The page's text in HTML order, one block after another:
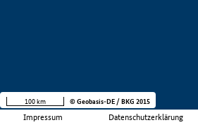
Impressum Datenschutzerklärung
100 km © Geobasis-DE / BKG 2015